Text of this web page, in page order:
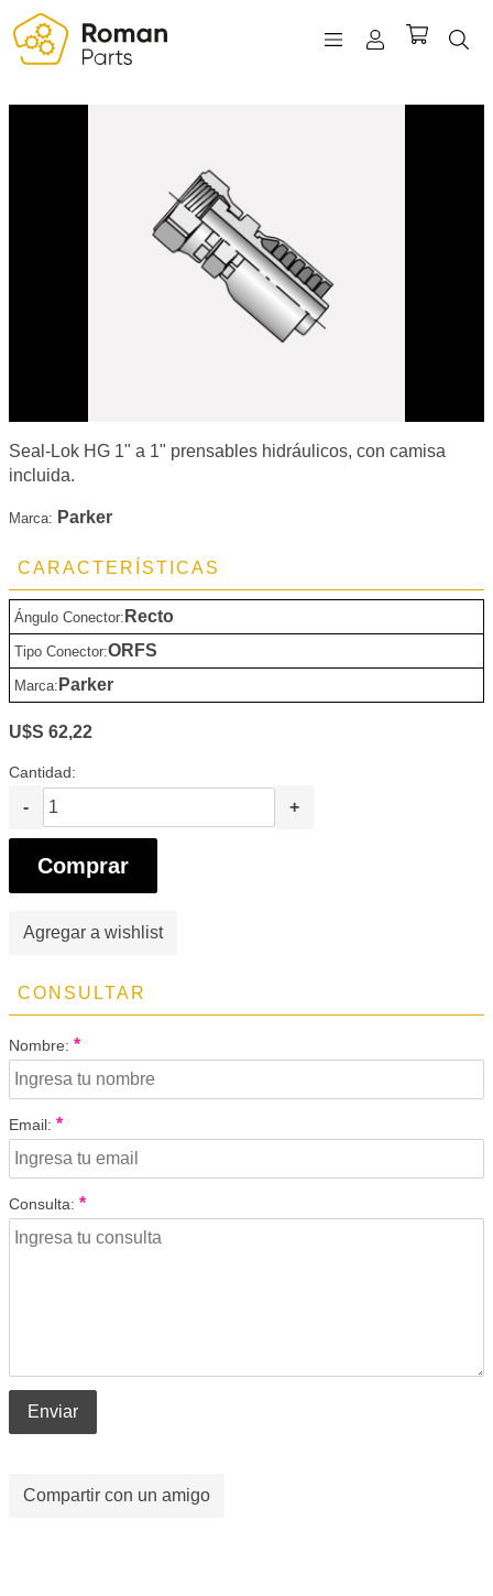
Seal-Lok HG 1" a 1" prensables hidráulicos, con camisa
incluida.
Marca: Parker
CARACTERÍSTICAS
Ángulo Conector: Recto
Tipo Conector:ORFS
Marca: Parker
U$S 62,22
Cantidad:
- +
Comprar
Agregar a wishlist
CONSULTAR
Nombre: *
Email: *
Consulta: *
Enviar
Compartir con un amigo